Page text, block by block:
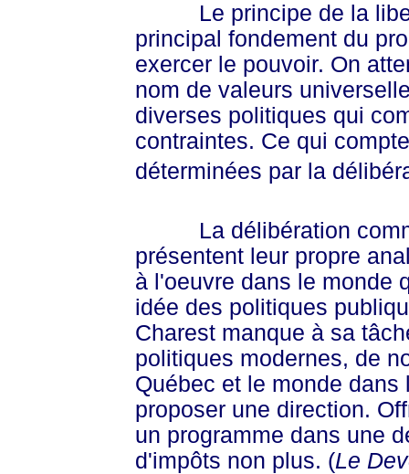
Le principe de la
principal fondement du
exercer le pouvoir. On
nom de valeurs
diverses politiques qui
contraintes. Ce qui
déterminées par la
La délibération
présentent leur propre
à l'oeuvre dans le monde
idée des politiques
Charest manque à sa
politiques modernes, de
Québec et le monde
proposer une direction.
un programme dans une
d'impôts non plus. (Le